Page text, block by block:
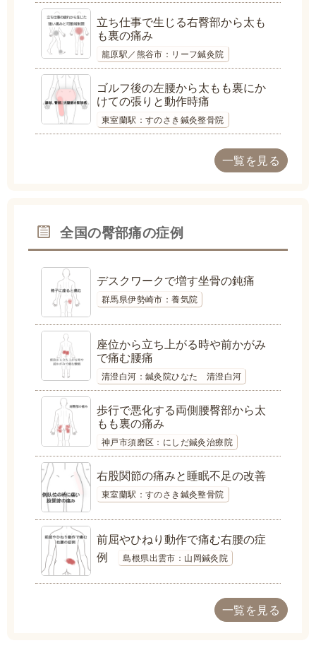
立ち仕事で生じる右臀部から太も
も裏の痛み
籠原駅／熊谷市：リーフ鍼灸院
ゴルフ後の左腰から太もも裏にか
けての張りと動作時痛
東室蘭駅：すのさき鍼灸整骨院
一覧を見る
全国の臀部痛の症例
デスクワークで増す坐骨の鈍痛
群馬県伊勢崎市：養気院
座位から立ち上がる時や前かがみ
で痛む腰痛
清澄白河：鍼灸院ひなた 清澄白河
歩行で悪化する両側腰臀部から太
もも裏の痛み
神戸市須磨区：にしだ鍼灸治療院
右股関節の痛みと睡眠不足の改善
東室蘭駅：すのさき鍼灸整骨院
前屈やひねり動作で痛む右腰の症
例
島根県出雲市：山岡鍼灸院
一覧を見る